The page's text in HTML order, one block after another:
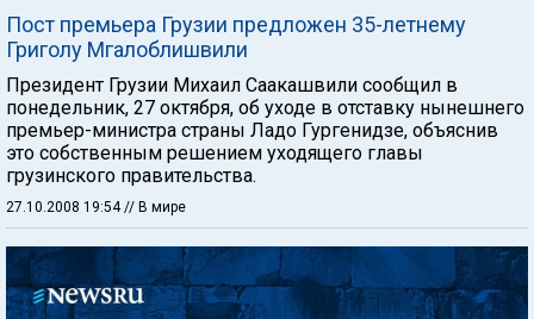
Пост премьера Грузии предложен 35-летнему
Григолу Мгалоблишвили
Президент Грузии Михаил Саакашвили сообщил в
понедельник, 27 октября, об уходе в отставку нынешнего
премьер-министра страны Ладо Гургенидзе, объяснив
это собственным решением уходящего главы
грузинского правительства.
27.10.2008 19:54// В мире